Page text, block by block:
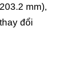
mm),
đổi